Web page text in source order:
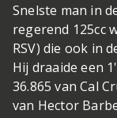
Snelste man in
regerend 125cc
RSV) die ook in
Hij draaide een
36.865 van Cal
van Hector